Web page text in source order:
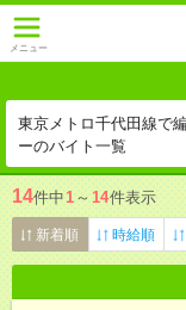
メニュー
東京メトロ千代田線で
ーのバイト一覧
14件中1 ～ 14件表示
新着順 時給順